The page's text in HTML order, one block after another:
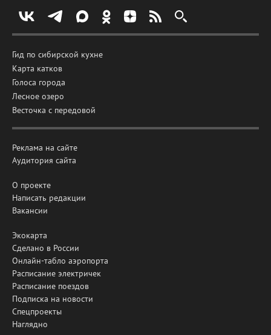
Гид по сибирской кухне
Карта катков
Голоса города
Лесное озеро
Весточка с передовой
Реклама на сайте
Аудитория сайта
О проекте
Написать редакции
Вакансии
Экокарта
Сделано в России
Онлайн-табло аэропорта
Расписание электричек
Расписание поездов
Подписка на новости
Спецпроекты
Наглядно